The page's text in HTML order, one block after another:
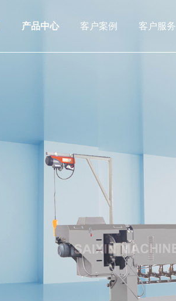
产品中心 客户案例 客户服务